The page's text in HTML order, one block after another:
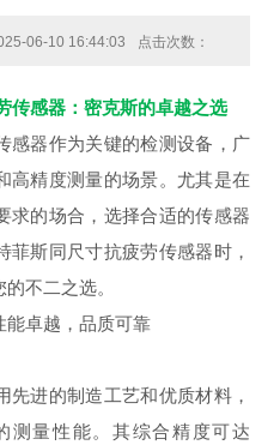
06-10 16:44:03 点击次数：
传感器：密克斯的卓越之选
器作为关键的检测设备，广
高精度测量的场景。尤其是在
求的场合，选择合适的传感器
斯同尺寸抗疲劳传感器时，
不二之选。
卓越，品质可靠
进的制造工艺和优质材料，
测量性能。其综合精度可达